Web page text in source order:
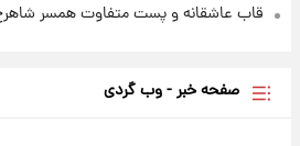
قاب عاشقانه و پست متفاوت همسر
صفحه خبر - وب گردی